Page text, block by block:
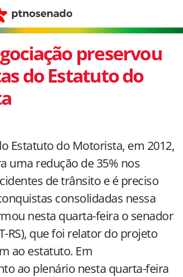
preservou
do Estatuto do
Estatuto do Motorista, em 2012,
uma redução de 35% nos
de trânsito e é preciso
consolidadas nessa
nesta quarta-feira o senador
RS), que foi relator do projeto
ao estatuto. Em
ao plenário nesta quarta-feira